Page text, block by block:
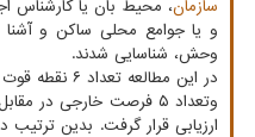
سازمان، محیط بان یا
و یا جوامع محلی ساکن و
وحش، شناسایی شدند.